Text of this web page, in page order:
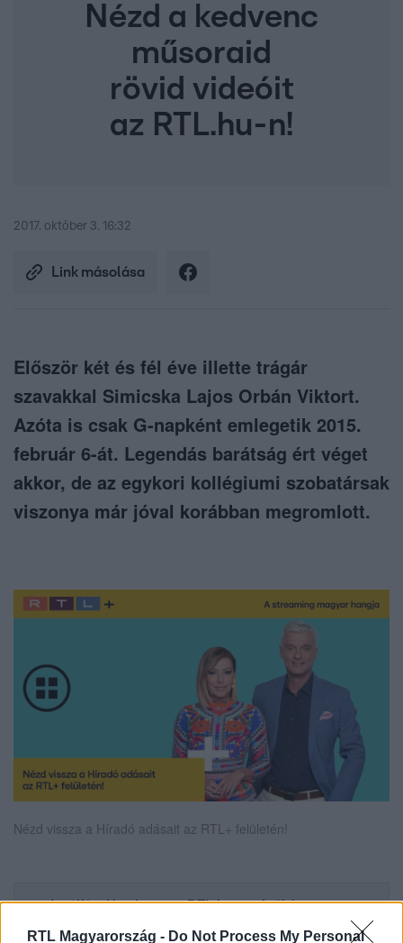
RTL Magyarország - Do Not Process My Personal
Nézd a kedvenc
műsoraid
rövid videóit
az RTL.hu-n!
2017. október 3. 16:32
Link másolása
Először két és fél éve illette trágár
szavakkal Simicska Lajos Orbán Viktort.
Azóta is csak G-napként emlegetik 2015.
február 6-át. Legendás barátság ért véget
akkor, de az egykori kollégiumi szobatársak
viszonya már jóval korábban megromlott.
Nézd vissza a Híradó adásait az RTL+ felületén!
Itt állítsd be, hogy az RTL.hu az elsők között